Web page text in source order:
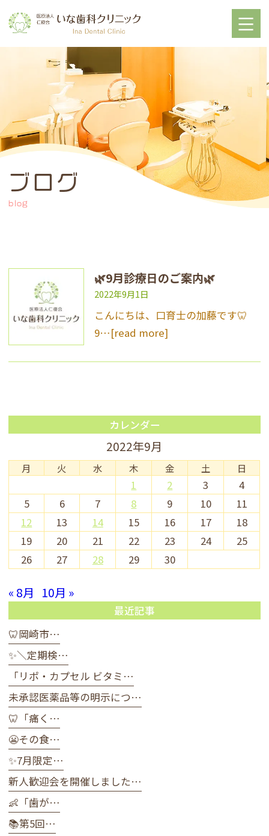
ブログ
blog
🌿9月診療日のご案内🌿
2022年9月1日
こんにちは、口育士の加藤です🦷
9…[read more]
カレンダー
2022年9月
月 火 水 木 金 土 日
1 2 3
4
5
6 7 8 9 10
11
12
13 14 15 16 17
18
19
20 21 22 23 24
25
26
27 28 29 30
« 8月 10月 »
最近記事
🦷岡崎市…
✨＼定期検…
「リポ・カプセル ビタミ…
未承認医薬品等の明示につ…
🦷「痛く…
😬その食…
✨7月限定…
新人歓迎会を開催しました…
👶「歯が…
📚第5回…